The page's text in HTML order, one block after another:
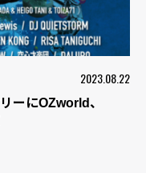
2023.08.22
ーにOZworld、